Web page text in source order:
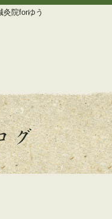
院forゆう